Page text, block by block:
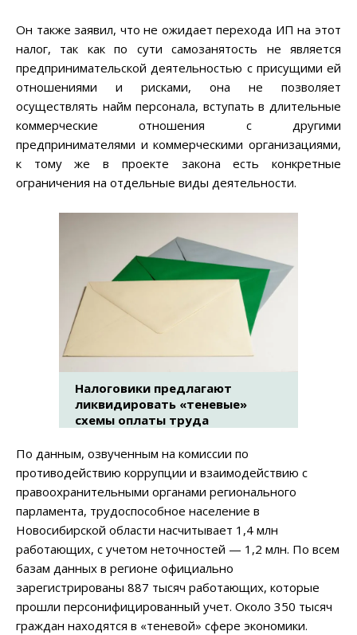
Он также заявил, что не ожидает перехода ИП на этот
налог, так как по сути самозанятость не является
предпринимательской деятельностью с присущими ей
отношениями и рисками, она не позволяет
осуществлять найм персонала, вступать в длительные
коммерческие отношения с другими
предпринимателями и коммерческими организациями,
к тому же в проекте закона есть конкретные
ограничения на отдельные виды деятельности.
Налоговики предлагают
ликвидировать «теневые»
схемы оплаты труда
По данным, озвученным на комиссии по
противодействию коррупции и взаимодействию с
правоохранительными органами регионального
парламента, трудоспособное население в
Новосибирской области насчитывает 1,4 млн
работающих, с учетом неточностей — 1,2 млн. По всем
базам данных в регионе официально
зарегистрированы 887 тысяч работающих, которые
прошли персонифицированный учет. Около 350 тысяч
граждан находятся в «теневой» сфере экономики.